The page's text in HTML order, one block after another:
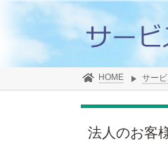
HOME サー
法人のお客